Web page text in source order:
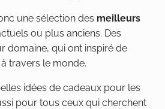
une sélection des meilleurs
ou plus anciens. Des
domaine, qui ont inspiré de
travers le monde.
idées de cadeaux pour les
pour tous ceux qui cherchent